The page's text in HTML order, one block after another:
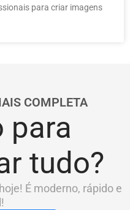
para criar imagens
COMPLETA
para
tudo?
É moderno, rápido e